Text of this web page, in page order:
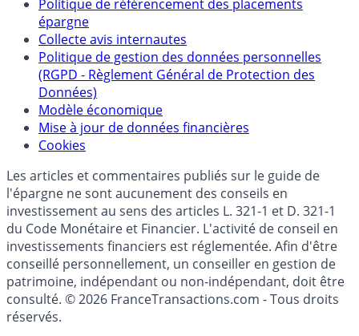
Politique de référencement des placements
épargne
Collecte avis internautes
Politique de gestion des données personnelles
(RGPD - Règlement Général de Protection des
Données)
Modèle économique
Mise à jour de données financières
Cookies
Les articles et commentaires publiés sur le guide de
l'épargne ne sont aucunement des conseils en
investissement au sens des articles L. 321-1 et D. 321-1
du Code Monétaire et Financier. L'activité de conseil en
investissements financiers est réglementée. Afin d'être
conseillé personnellement, un conseiller en gestion de
patrimoine, indépendant ou non-indépendant, doit être
consulté. © 2026 FranceTransactions.com - Tous droits
réservés.